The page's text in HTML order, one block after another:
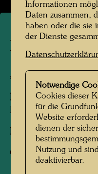
Japan, 1961
Personen am Foto:
Hundertwasser
Fotograf:Unbekannt
Copyright:
Informationen
Daten zusammen,
haben oder die sie
der Dienste
Notwendige
Cookies dieser
für die
Website
dienen der
Nutzung und
deaktivierbar.